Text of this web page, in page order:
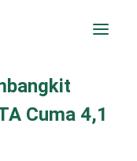
Cuma 4,1